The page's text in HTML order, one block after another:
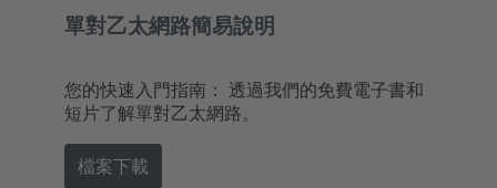
單對乙太網路簡易說明
您的快速入門指南： 透過我們的免費電子書和
短片了解單對乙太網路。
檔案下載